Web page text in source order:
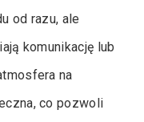
od razu, ale
komunikację lub
na
co pozwoli